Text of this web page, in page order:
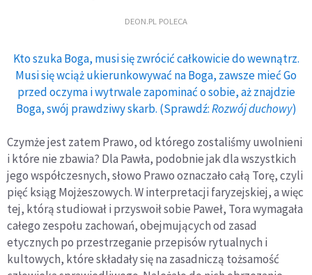
DEON.PL POLECA
Kto szuka Boga, musi się zwrócić całkowicie do wewnątrz.
Musi się wciąż ukierunkowywać na Boga, zawsze mieć Go
przed oczyma i wytrwale zapominać o sobie, aż znajdzie
Boga, swój prawdziwy skarb. (Sprawdź:Rozwój duchowy)
Czymże jest zatem Prawo, od którego zostaliśmy uwolnieni
i które nie zbawia? Dla Pawła, podobnie jak dla wszystkich
jego współczesnych, słowo Prawo oznaczało całą Torę, czyli
pięć ksiąg Mojżeszowych. W interpretacji faryzejskiej, a więc
tej, którą studiował i przyswoił sobie Paweł, Tora wymagała
całego zespołu zachowań, obejmujących od zasad
etycznych po przestrzeganie przepisów rytualnych i
kultowych, które składały się na zasadniczą tożsamość